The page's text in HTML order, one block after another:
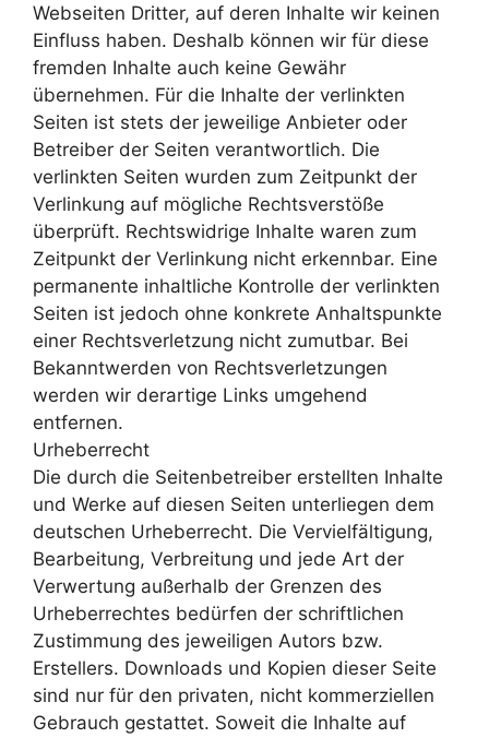
Webseiten Dritter, auf deren Inhalte wir keinen
Einfluss haben. Deshalb können wir für diese
fremden Inhalte auch keine Gewähr
übernehmen. Für die Inhalte der verlinkten
Seiten ist stets der jeweilige Anbieter oder
Betreiber der Seiten verantwortlich. Die
verlinkten Seiten wurden zum Zeitpunkt der
Verlinkung auf mögliche Rechtsverstöße
überprüft. Rechtswidrige Inhalte waren zum
Zeitpunkt der Verlinkung nicht erkennbar. Eine
permanente inhaltliche Kontrolle der verlinkten
Seiten ist jedoch ohne konkrete Anhaltspunkte
einer Rechtsverletzung nicht zumutbar. Bei
Bekanntwerden von Rechtsverletzungen
werden wir derartige Links umgehend
entfernen.
Urheberrecht
Die durch die Seitenbetreiber erstellten Inhalte
und Werke auf diesen Seiten unterliegen dem
deutschen Urheberrecht. Die Vervielfältigung,
Bearbeitung, Verbreitung und jede Art der
Verwertung außerhalb der Grenzen des
Urheberrechtes bedürfen der schriftlichen
Zustimmung des jeweiligen Autors bzw.
Erstellers. Downloads und Kopien dieser Seite
sind nur für den privaten, nicht kommerziellen
Gebrauch gestattet. Soweit die Inhalte auf